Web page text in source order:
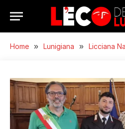
Home » Lunigiana » Licciana